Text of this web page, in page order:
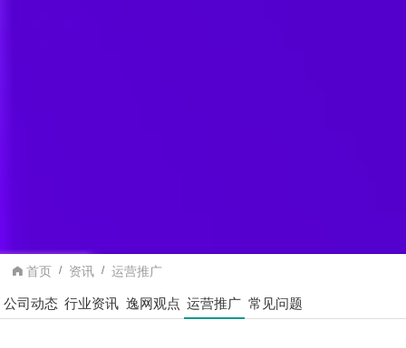
首页 资讯 运营推广
公司动态 行业资讯 逸网观点 运营推广 常见问题